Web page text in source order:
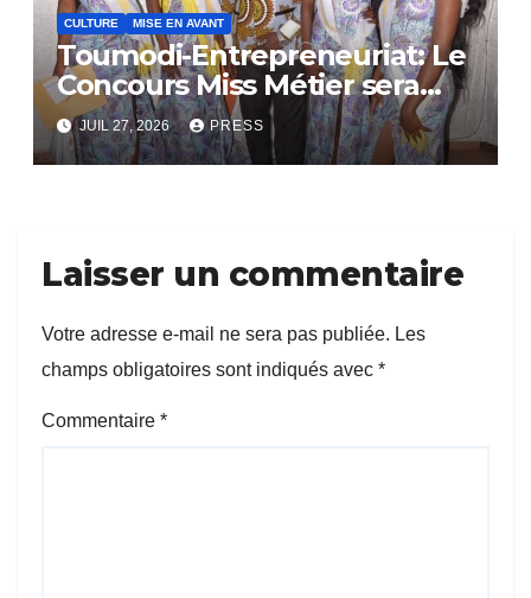
CULTURE MISE EN AVANT
Toumodi-Entrepreneuriat: Le
Concours Miss Métier sera
bientôt lance.
JUIL 27, 2026 PRESS
Laisser un commentaire
Votre adresse e-mail ne sera pas publiée. Les
champs obligatoires sont indiqués avec *
Commentaire *